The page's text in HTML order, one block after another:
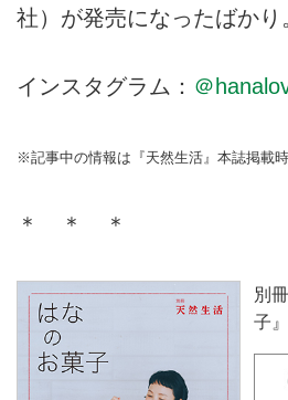
社）が発売になったばかり
インスタグラム： ＠
※記事中の情報は『天然生活』本誌掲載
＊ ＊ ＊
別
子』